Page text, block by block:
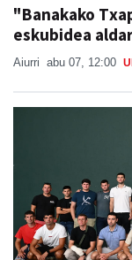
"Banakako
eskubidea
Aiurri abu 07, 12:00